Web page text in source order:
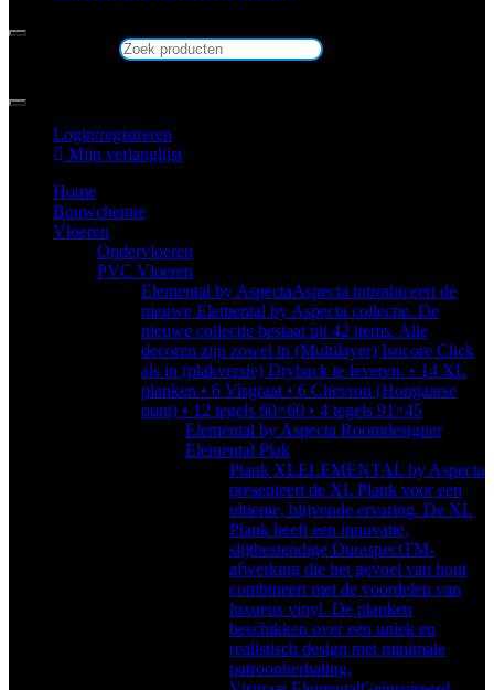
Login/registreren
Mijn verlanglijst
Home
Bouwchemie
Vloeren
Ondervloeren
PVC Vloeren
Elemental by AspectaAspecta introduceert de
nieuwe Elemental by Aspecta collectie. De
nieuwe collectie bestaat uit 42 items. Alle
decoren zijn zowel in (Multilayer) Isocore Click
als in (plakversie) Dryback te leveren. • 14 XL
planken • 6 Visgraat • 6 Chevron (Hongaarse
punt) • 12 tegels 60×60 • 4 tegels 91×45
Elemental by Aspecta Roomdesigner
Elemental Plak
Plank XLELEMENTAL by Aspecta
presenteert de XL Plank voor een
ultieme, blijvende ervaring. De XL
Plank heeft een innovatie,
slijtbestendige DuraspectTM-
afwerking die het gevoel van hout
combineert met de voordelen van
luxueus vinyl. De planken
beschikken over een uniek en
realistisch design met minimale
patroonherhaling.